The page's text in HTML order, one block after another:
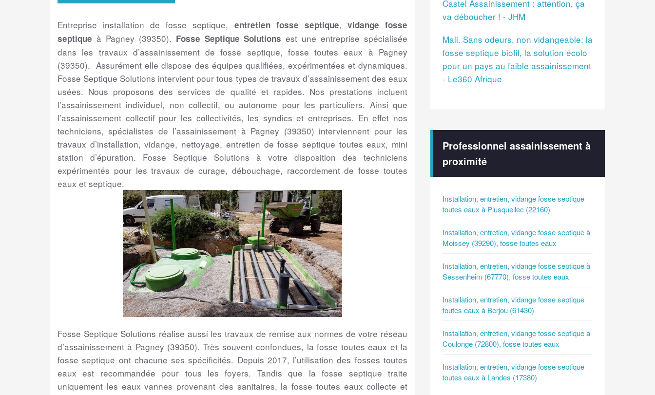
Entreprise installation de fosse septique, entretien fosse septique, vidange fosse
septique à Pagney (39350). Fosse Septique Solutions est une entreprise spécialisée
dans les travaux d’assainissement de fosse septique, fosse toutes eaux à Pagney
(39350). Assurément elle dispose des équipes qualifiées, expérimentées et dynamiques.
Fosse Septique Solutions intervient pour tous types de travaux d’assainissement des eaux
usées. Nous proposons des services de qualité et rapides. Nos prestations incluent
l’assainissement individuel, non collectif, ou autonome pour les particuliers. Ainsi que
l’assainissement collectif pour les collectivités, les syndics et entreprises. En effet nos
techniciens, spécialistes de l’assainissement à Pagney (39350) interviennent pour les
travaux d’installation, vidange, nettoyage, entretien de fosse septique toutes eaux, mini
station d’épuration. Fosse Septique Solutions à votre disposition des techniciens
expérimentés pour les travaux de curage, débouchage, raccordement de fosse toutes
eaux et septique.
Fosse Septique Solutions réalise aussi les travaux de remise aux normes de votre réseau
d’assainissement à Pagney (39350). Très souvent confondues, la fosse toutes eaux et la
fosse septique ont chacune ses spécificités. Depuis 2017, l’utilisation des fosses toutes
eaux est recommandée pour tous les foyers. Tandis que la fosse septique traite
uniquement les eaux vannes provenant des sanitaires, la fosse toutes eaux collecte et
Castel Assainissement : attention, ça
va déboucher ! - JHM
Mali. Sans odeurs, non vidangeable: la
fosse septique biofil, la solution écolo
pour un pays au faible assainissement
- Le360 Afrique
Professionnel assainissement à
proximité
Installation, entretien, vidange fosse septique
toutes eaux à Plusquellec (22160)
Installation, entretien, vidange fosse septique à
Moissey (39290), fosse toutes eaux
Installation, entretien, vidange fosse septique à
Sessenheim (67770), fosse toutes eaux
Installation, entretien, vidange fosse septique
toutes eaux à Berjou (61430)
Installation, entretien, vidange fosse septique à
Coulonge (72800), fosse toutes eaux
Installation, entretien, vidange fosse septique
toutes eaux à Landes (17380)